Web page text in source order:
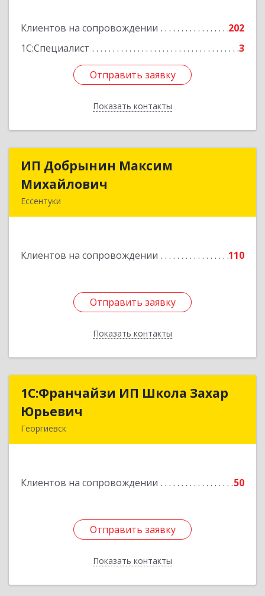
Клиентов на сопровождении
202
1С:Специалист
3
Отправить заявку
Показать контакты
Подробнее
Отправить заявку
Назад
ИП Добрынин Максим
Михайлович
Ессентуки
Клиентов на сопровождении 110
Отправить заявку
Показать контакты
ИП Добрынин Максим
Подробнее
Отправить заявку
Назад
1С:Франчайзи ИП Школа Захар
Юрьевич
Георгиевск
Клиентов на сопровождении 50
Отправить заявку
Показать контакты
1С:Франчайзи ИП Школа Захар
Отправить заявку
Назад